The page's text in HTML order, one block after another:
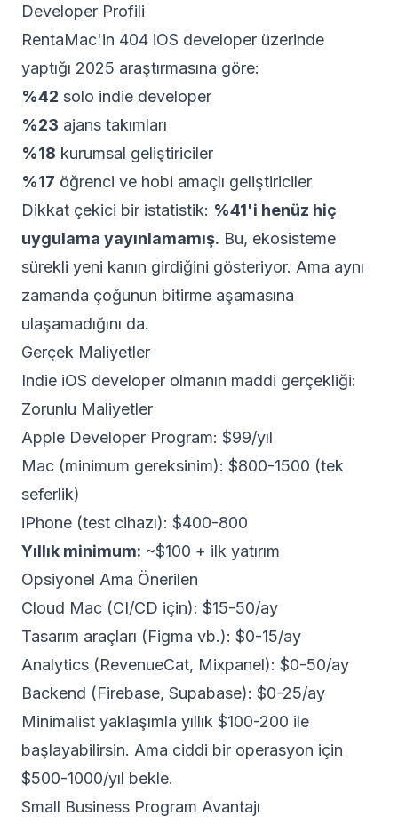
Developer Profili
RentaMac'in 404 iOS developer üzerinde
yaptığı 2025 araştırmasına göre:
%42 solo indie developer
%23 ajans takımları
%18 kurumsal geliştiriciler
%17 öğrenci ve hobi amaçlı geliştiriciler
Dikkat çekici bir istatistik: %41'i henüz hiç
uygulama yayınlamamış. Bu, ekosisteme
sürekli yeni kanın girdiğini gösteriyor. Ama aynı
zamanda çoğunun bitirme aşamasına
ulaşamadığını da.
Gerçek Maliyetler
Indie iOS developer olmanın maddi gerçekliği:
Zorunlu Maliyetler
Apple Developer Program: $99/yıl
Mac (minimum gereksinim): $800-1500 (tek
seferlik)
iPhone (test cihazı): $400-800
Yıllık minimum: ~$100 + ilk yatırım
Opsiyonel Ama Önerilen
Cloud Mac (CI/CD için): $15-50/ay
Tasarım araçları (Figma vb.): $0-15/ay
Analytics (RevenueCat, Mixpanel): $0-50/ay
Backend (Firebase, Supabase): $0-25/ay
Minimalist yaklaşımla yıllık $100-200 ile
başlayabilirsin. Ama ciddi bir operasyon için
$500-1000/yıl bekle.
Small Business Program Avantajı